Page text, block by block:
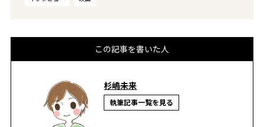
この記事を書いた人
杉嶋未来
執筆記事一覧を見る